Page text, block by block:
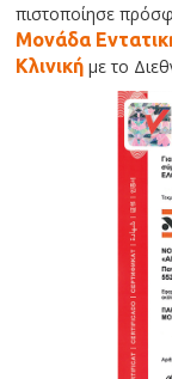
πιστοποίησε
Μονάδα
Κλινική με το